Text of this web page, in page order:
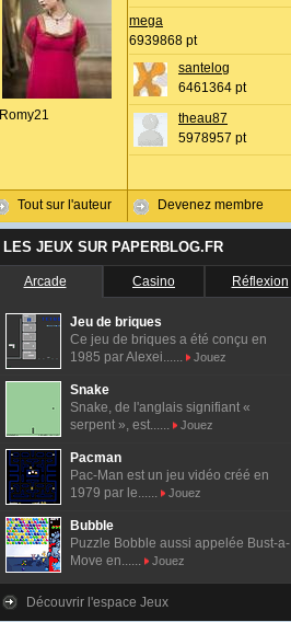
Romy21
Tout sur l'auteur
mega
6939868 pt
santelog
6461364 pt
theau87
5978957 pt
Devenez membre
LES JEUX SUR PAPERBLOG.FR
Arcade Casino Réflexion
Jeu de briques
Ce jeu de briques a été conçu en
1985 par Alexei......
Jouez
Snake
Snake, de l'anglais signifiant «
serpent », est......
Jouez
Pacman
Pac-Man est un jeu vidéo créé en
1979 par le......
Jouez
Bubble
Puzzle Bobble aussi appelée Bust-a-
Move en......
Jouez
Découvrir l'espace Jeux